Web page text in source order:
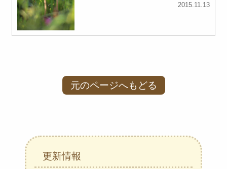
2015.11.13
元のページへもどる
更新情報